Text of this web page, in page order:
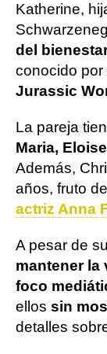
Katherine,
del
conocido
Jurassic
La pareja
Maria,
Además,
años, fruto
actriz Anna
A pesar de
mantener la
foco
ellos sin
detalles